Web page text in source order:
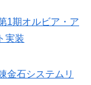
1期オルビア・ア
実装
金石システムリ